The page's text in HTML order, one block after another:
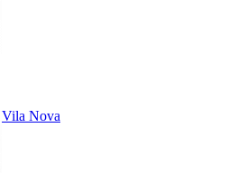
Vila Nova